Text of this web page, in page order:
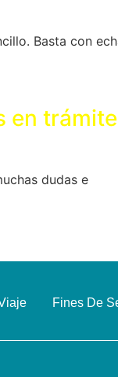
Basta con
en
dudas e
Fines De